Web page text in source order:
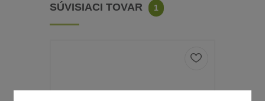
SÚVISIACI TOVAR 1